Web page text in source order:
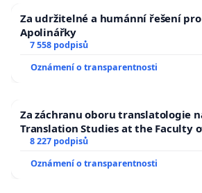
Za udržitelné a humánní řešení
Apolinářky
7 558 podpisů
Oznámení o transparentnosti
Za záchranu oboru translatologie
Translation Studies at the Faculty
University
8 227 podpisů
Oznámení o transparentnosti